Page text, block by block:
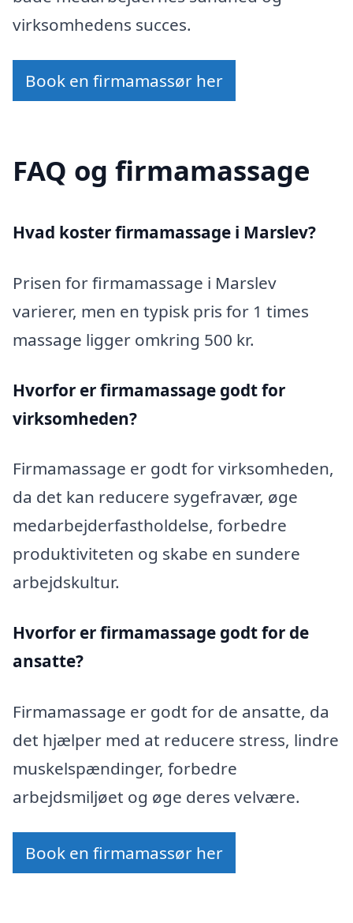
virksomhedens succes.
Book en firmamassør her
FAQ og firmamassage
Hvad koster firmamassage i Marslev?
Prisen for firmamassage i Marslev
varierer, men en typisk pris for 1 times
massage ligger omkring 500 kr.
Hvorfor er firmamassage godt for
virksomheden?
Firmamassage er godt for virksomheden,
da det kan reducere sygefravær, øge
medarbejderfastholdelse, forbedre
produktiviteten og skabe en sundere
arbejdskultur.
Hvorfor er firmamassage godt for de
ansatte?
Firmamassage er godt for de ansatte, da
det hjælper med at reducere stress, lindre
muskelspændinger, forbedre
arbejdsmiljøet og øge deres velvære.
Book en firmamassør her